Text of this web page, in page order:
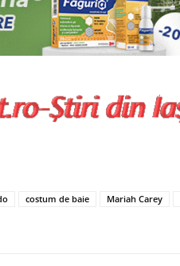
costum de baie Mariah Carey